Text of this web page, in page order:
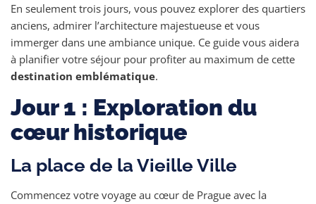
En seulement trois jours, vous pouvez explorer des quartiers
anciens, admirer l’architecture majestueuse et vous
immerger dans une ambiance unique. Ce guide vous aidera
à planifier votre séjour pour profiter au maximum de cette
destination emblématique.
Jour 1 : Exploration du
cœur historique
La place de la Vieille Ville
Commencez votre voyage au cœur de Prague avec la